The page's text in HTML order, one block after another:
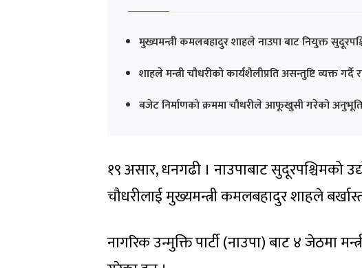
मुख्यमन्त्री कमलबहादुर शाहले नाउपा बाट नियुक्त
शाहले मन्त्री चौधरीको कार्यशैलीप्रति असन्तुष्टि व्यक्त गर्दै
बजेट निर्माणको क्रममा चौधरीले आफूखुसी गरेको
१९ असार, धनगढी । नाउपाबाट सुदूरपश्चिमको
चौधरीलाई मुख्यमन्त्री कमलबहादुर शाहले
नागरिक उन्मुक्ति पार्टी (नाउपा) बाट ४ जेठमा